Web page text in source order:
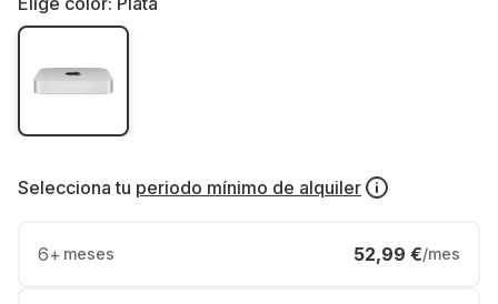
Selecciona tu periodo mínimo de alquiler
6+ meses 52,99 €/mes